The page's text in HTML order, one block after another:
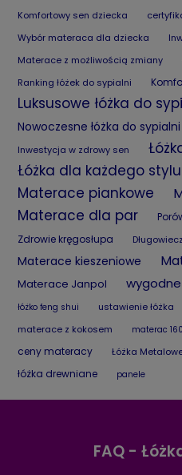
Komfortowy sen dziecka
Wybór materaca dla dziecka
Materace z możliwością zmiany
Ranking łóżek do sypialni
Luksusowe łóżka do
Nowoczesne łóżka do sypialni
Inwestycja w zdrowy sen
Łóżka dla każdego stylu
Materace piankowe
Materace dla par
Zdrowie kręgosłupa
Materace kieszeniowe
Materace Janpol wygodne
łóżko feng shui ustawienie łóżka
materace z kokosem
materac
ceny materacy Łóżka
łóżka drewniane panele
FAQ -